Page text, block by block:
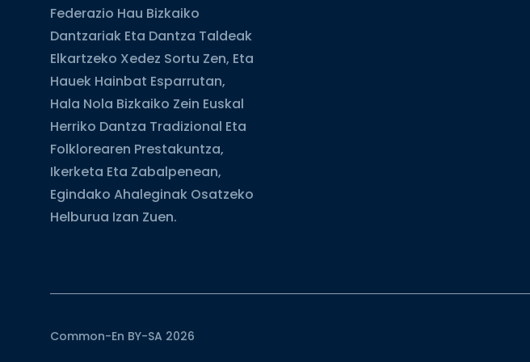
Federazio Hau Bizkaiko
Dantzariak Eta Dantza Taldeak
Elkartzeko Xedez Sortu Zen, Eta
Hauek Hainbat Esparrutan,
Hala Nola Bizkaiko Zein Euskal
Herriko Dantza Tradizional Eta
Folklorearen Prestakuntza,
Ikerketa Eta Zabalpenean,
Egindako Ahaleginak Osatzeko
Helburua Izan Zuen.
Common-En BY-SA 2026